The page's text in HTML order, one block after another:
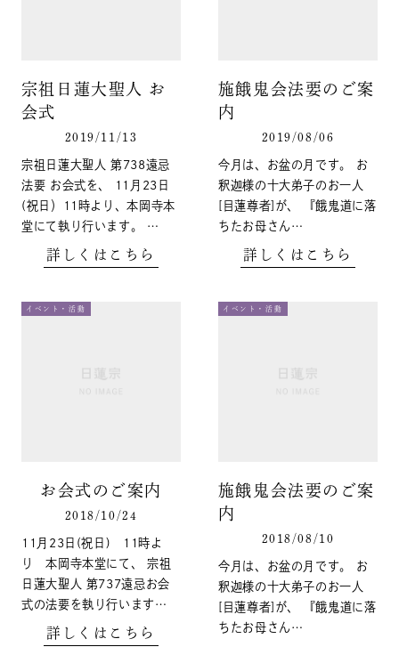
宗祖日蓮大聖人 お
会式
2019/11/13
宗祖日蓮大聖人 第738遠忌
法要 お会式を、 11月23日
(祝日）11時より、本岡寺本
堂にて執り行います。 …
詳しくはこちら
施餓鬼会法要のご案
内
2019/08/06
今月は、お盆の月です。 お
釈迦様の十大弟子のお一人
[目蓮尊者]が、 『餓鬼道に落
ちたお母さん…
詳しくはこちら
イベント・活動
お会式のご案内
2018/10/24
11月23日(祝日) 11時よ
り 本岡寺本堂にて、 宗祖
日蓮大聖人 第737遠忌お会
式の法要を執り行います…
詳しくはこちら
イベント・活動
施餓鬼会法要のご案
内
2018/08/10
今月は、お盆の月です。 お
釈迦様の十大弟子のお一人
[目蓮尊者]が、 『餓鬼道に落
ちたお母さん…